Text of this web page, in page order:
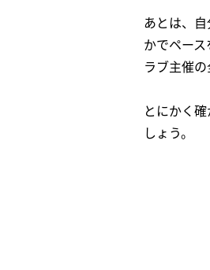
あとは、
かでペー
ラブ主催
とにかく
しょう。